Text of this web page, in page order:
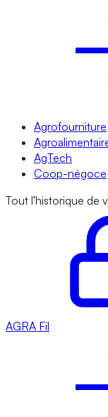
Agrofourniture
AgTech
Coop-négoce
Tout l'historique de
AGRA Fil